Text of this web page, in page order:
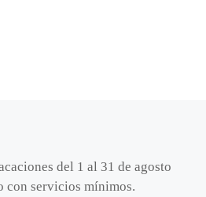
del 1 al 31 de agosto
con servicios mínimos.